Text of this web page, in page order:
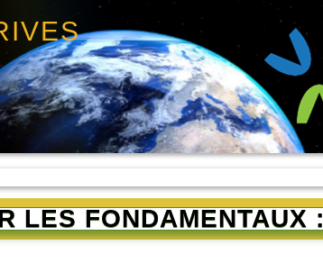
LES FONDAMENTAUX :